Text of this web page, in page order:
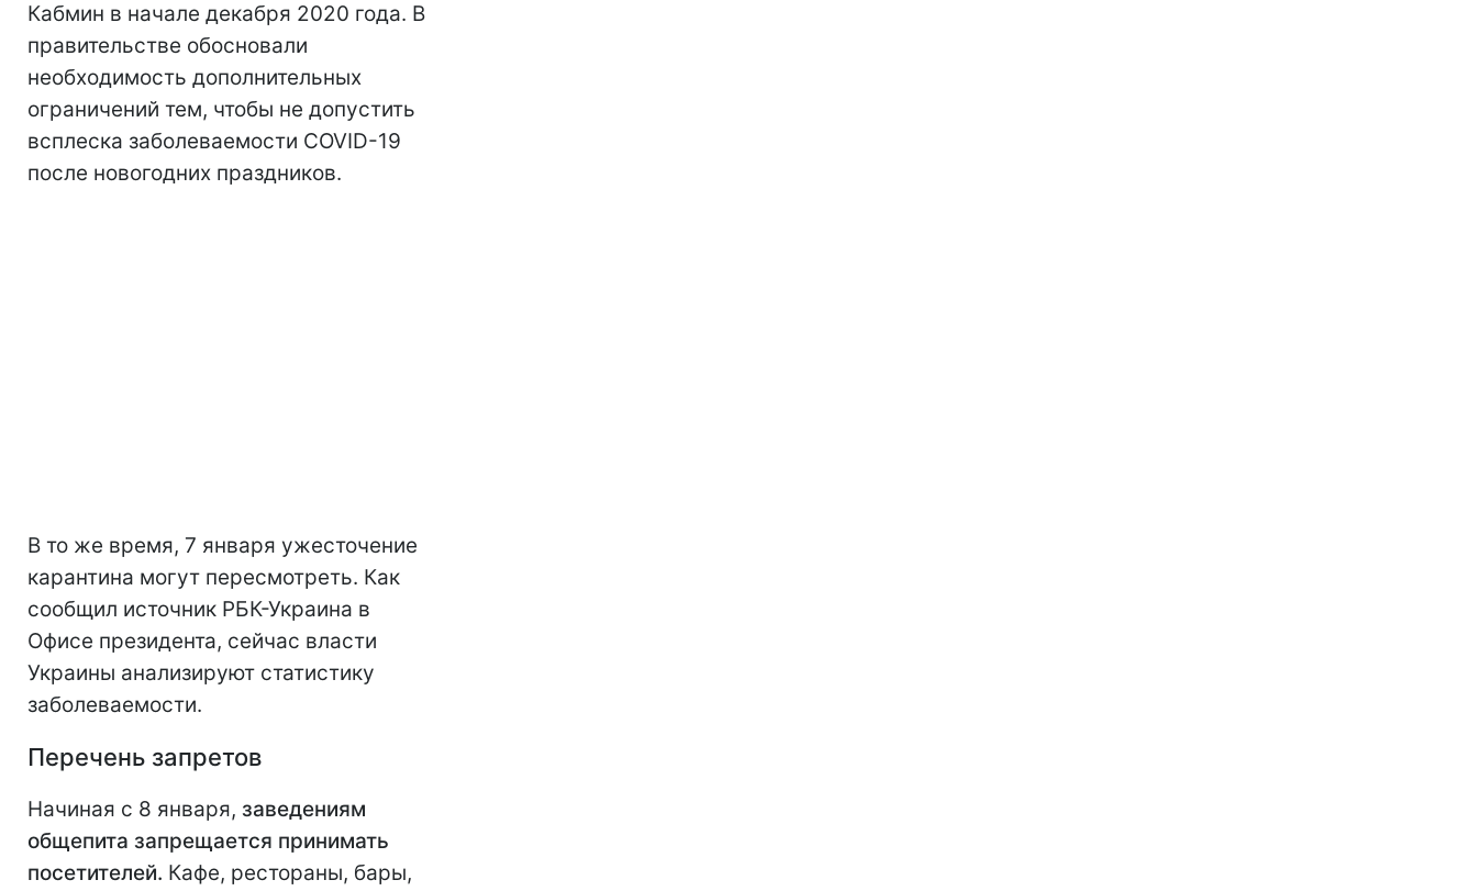
Кабмин в начале декабря 2020 года. В
правительстве обосновали
необходимость дополнительных
ограничений тем, чтобы не допустить
всплеска заболеваемости COVID-19
после новогодних праздников.
В то же время, 7 января ужесточение
карантина могут пересмотреть. Как
сообщил источник РБК-Украина в
Офисе президента, сейчас власти
Украины анализируют статистику
заболеваемости.
Перечень запретов
Начиная с 8 января, заведениям
общепита запрещается принимать
посетителей. Кафе, рестораны, бары,